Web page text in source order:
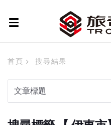
首頁 搜尋結果